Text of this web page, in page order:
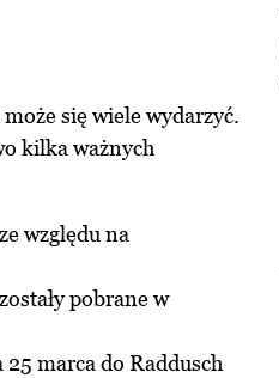
się wiele wydarzyć.
kilka ważnych
względu na
pobrane w
25 marca do Raddusch